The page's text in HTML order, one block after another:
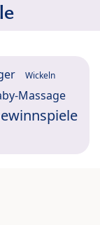
Wickeln
Massage